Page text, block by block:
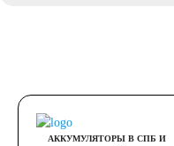
АККУМУЛЯТОРЫ В СПБ И